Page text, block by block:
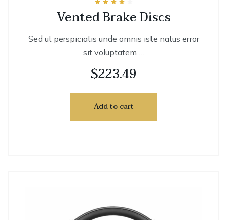
4.00
out of 5
Vented Brake Discs
Sed ut perspiciatis unde omnis iste natus error
sit voluptatem …
$223.49
Add to cart